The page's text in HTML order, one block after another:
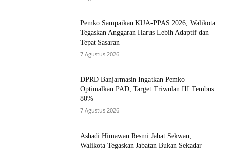
Pemko Sampaikan KUA-PPAS 2026, Walikota
Tegaskan Anggaran Harus Lebih Adaptif dan
Tepat Sasaran
7 Agustus 2026
DPRD Banjarmasin Ingatkan Pemko
Optimalkan PAD, Target Triwulan III Tembus
80%
7 Agustus 2026
Ashadi Himawan Resmi Jabat Sekwan,
Walikota Tegaskan Jabatan Bukan Sekadar